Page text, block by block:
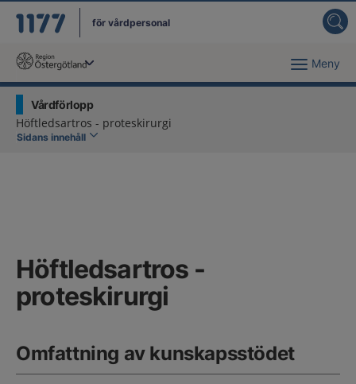
för vårdpersonal
Du har valt region Meny
Vårdförlopp
Höftledsartros - proteskirurgi
Sidans innehåll
Höftledsartros -
proteskirurgi
Omfattning av kunskapsstödet